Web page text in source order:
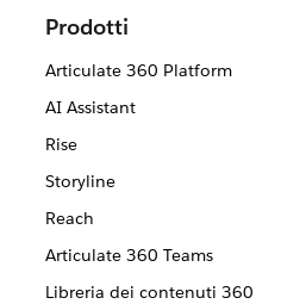
Prodotti
Articulate 360 Platform
AI Assistant
Rise
Storyline
Reach
Articulate 360 Teams
Libreria dei contenuti 360